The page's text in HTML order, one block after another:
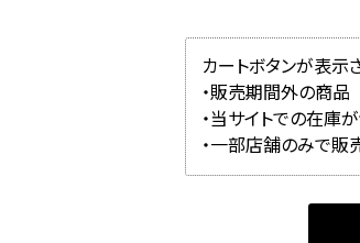
カートボタンが表示
・販売期間外の商品
・当サイトでの在庫
・一部店舗のみで販